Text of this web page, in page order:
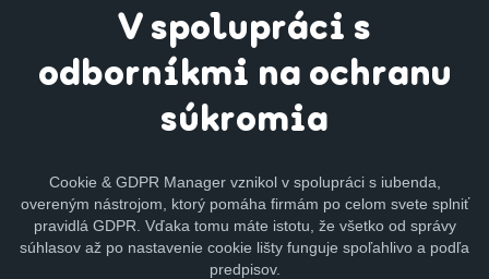
V spolupráci s
odborníkmi na ochranu
súkromia
Cookie & GDPR Manager vznikol v spolupráci s iubenda,
overeným nástrojom, ktorý pomáha firmám po celom svete splniť
pravidlá GDPR. Vďaka tomu máte istotu, že všetko od správy
súhlasov až po nastavenie cookie lišty funguje spoľahlivo a podľa
predpisov.